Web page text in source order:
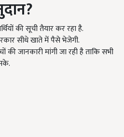
की सूची तैयार कर रहा है.
सीधे खाते में पैसे भेजेगी.
की जानकारी मांगी जा रही है ताकि सभी